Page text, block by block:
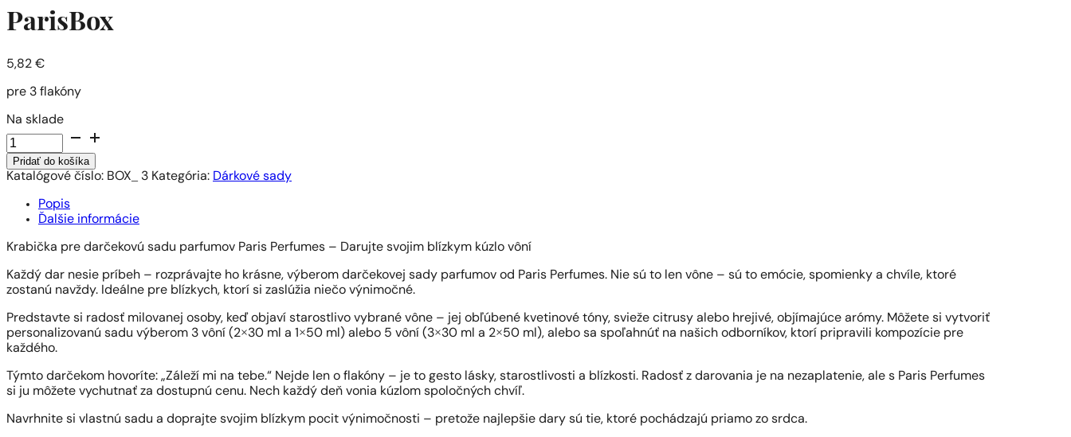
ParisBox
5,82 €
pre 3 flakóny
Na sklade
množstvo
ParisBox
Pridať do košíka
Katalógové číslo: BOX_ 3 Kategória: Dárkové sady
Popis
Ďalšie informácie
Krabička pre darčekovú sadu parfumov Paris Perfumes – Darujte svojim blízkym kúzlo vôní
Každý dar nesie príbeh – rozprávajte ho krásne, výberom darčekovej sady parfumov od Paris Perfumes. Nie sú to len vône – sú to emócie, spomienky a chvíle, ktoré
zostanú navždy. Ideálne pre blízkych, ktorí si zaslúžia niečo výnimočné.
Predstavte si radosť milovanej osoby, keď objaví starostlivo vybrané vône – jej obľúbené kvetinové tóny, svieže citrusy alebo hrejivé, objímajúce arómy. Môžete si vytvoriť
personalizovanú sadu výberom 3 vôní (2×30 ml a 1×50 ml) alebo 5 vôní (3×30 ml a 2×50 ml), alebo sa spoľahnúť na našich odborníkov, ktorí pripravili kompozície pre
každého.
Týmto darčekom hovoríte: „Záleží mi na tebe.“ Nejde len o flakóny – je to gesto lásky, starostlivosti a blízkosti. Radosť z darovania je na nezaplatenie, ale s Paris Perfumes
si ju môžete vychutnať za dostupnú cenu. Nech každý deň vonia kúzlom spoločných chvíľ.
Navrhnite si vlastnú sadu a doprajte svojim blízkym pocit výnimočnosti – pretože najlepšie dary sú tie, ktoré pochádzajú priamo zo srdca.